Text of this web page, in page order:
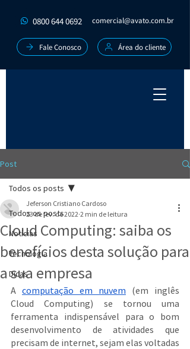
0800 644 0692 comercial@avato.com.br
Fale Conosco Área do cliente
Post
Todos os posts
Notícias
Tecnologia
Dicas
Todos os posts
Cloud Computing: saiba os
benefícios desta solução para
a sua empresa
Jeferson Cristiano Cardoso
23 de fev. de 2022 2 min de leitura
A computação em nuvem (em inglês
Cloud Computing) se tornou uma
ferramenta indispensável para o bom
desenvolvimento de atividades que
precisam de internet, sejam elas voltadas